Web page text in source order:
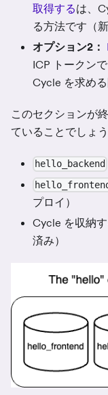
取得するは、
る方法です（
オプション2：
ICP トークン
Cycle を求め
このセクションが
ていることでしょう
hello_backend
プロイ）
Cycle を収納
済み）